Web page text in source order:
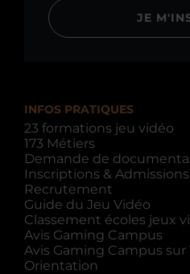
JE
INFOS PRATIQUES
23 formations jeu vidéo
173 Métiers
Demande de
Inscriptions & Admissions
Recrutement
Guide du Jeu Vidéo
Classement écoles jeux
Avis Gaming Campus
Avis Gaming Campus sur
Orientation